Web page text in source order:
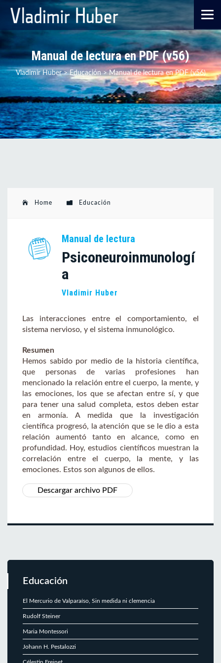
Manual de lectura en PDF (v56)
Vladimir Huber>Educación>Manual de lectura en PDF (v56)
Home Educación
Manual de lectura
Psiconeuroinmunologí
a
Vladimir Huber
Las interacciones entre el comportamiento, el
sistema nervioso, y el sistema inmunológico.
Resumen
Hemos sabido por medio de la historia científica,
que personas de varias profesiones han
mencionado la relación entre el cuerpo, la mente, y
las emociones, los que se afectan entre sí, y que
para tener una salud completa, estos deben estar
en armonía. A medida que la investigación
científica progresó, la atención que se le dio a esta
relación aumentó tanto en alcance, como en
profundidad. Hoy, estudios científicos muestran la
correlación entre el cuerpo, la mente, y las
emociones. Estos son algunos de ellos.
Descargar archivo PDF
Educación
El Mercurio de Valparaíso, Sin medida ni clemencia
Rudolf Steiner
Maria Montessori
Johann H. Pestalozzi